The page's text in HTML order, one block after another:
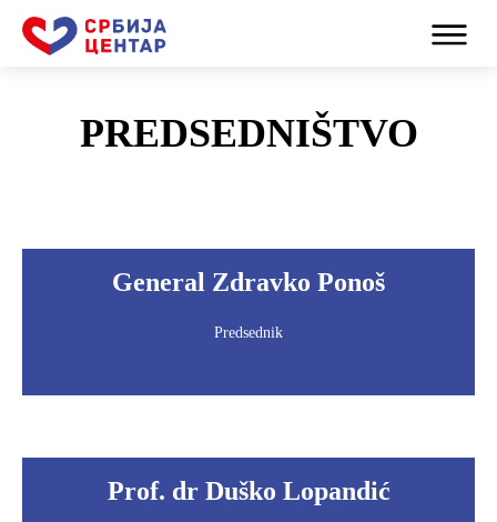
PREDSEDNIŠTVO
General Zdravko Ponoš
Predsednik
Prof. dr Duško Lopandić